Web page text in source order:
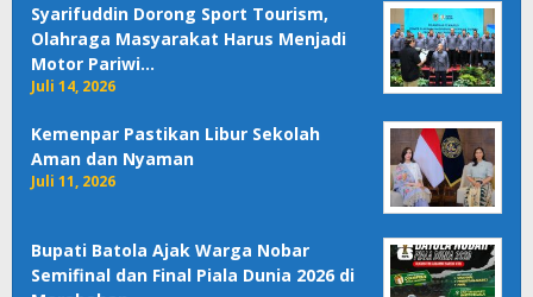
Syarifuddin Dorong Sport Tourism,
Olahraga Masyarakat Harus Menjadi
Motor Pariwi…
Juli 14, 2026
Kemenpar Pastikan Libur Sekolah
Aman dan Nyaman
Juli 11, 2026
Bupati Batola Ajak Warga Nobar
Semifinal dan Final Piala Dunia 2026 di